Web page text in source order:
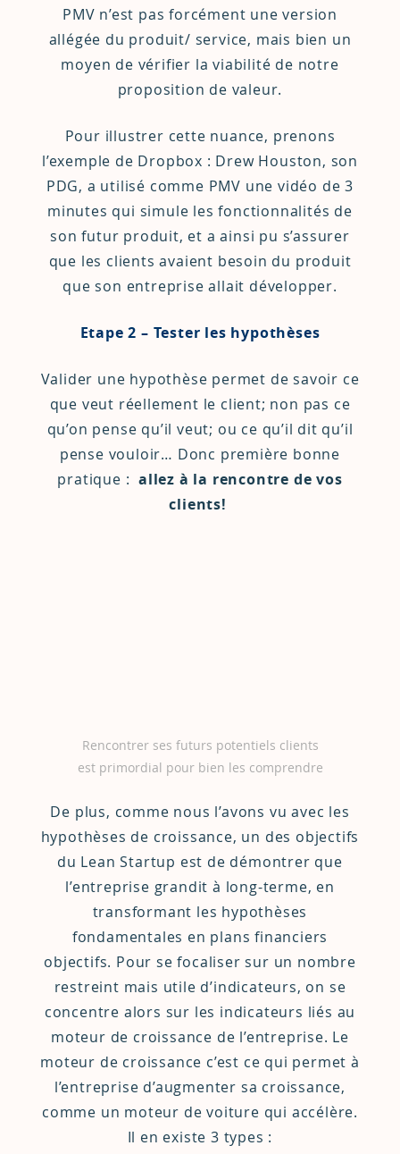
PMV n’est pas forcément une version
allégée du produit/ service, mais bien un
moyen de vérifier la viabilité de notre
proposition de valeur.
Pour illustrer cette nuance, prenons
l’exemple de Dropbox : Drew Houston, son
PDG, a utilisé comme PMV unevidéo de 3
minutes qui simule les fonctionnalités de
son futur produit, et a ainsi pu s’assurer
que les clients avaient besoin du produit
que son entreprise allait développer.
Etape 2 – Tester les hypothèses
Valider une hypothèse permet de savoir ce
que veut réellement le client; non pas ce
qu’on pense qu’il veut; ou ce qu’il dit qu’il
pense vouloir… Donc première bonne
pratique : allez à la rencontre de vos
clients!
Rencontrer ses futurs potentiels clients
est primordial pour bien les comprendre
De plus, comme nous l’avons vu avec les
hypothèses de croissance, un des objectifs
du Lean Startup est de démontrer que
l’entreprise grandit à long-terme, en
transformant les hypothèses
fondamentales en plans financiers
objectifs. Pour se focaliser sur un nombre
restreint mais utile d’indicateurs, on se
concentre alors sur les indicateurs liés au
moteur de croissance de l’entreprise. Le
moteur de croissance c’est ce qui permet à
l’entreprise d’augmenter sa croissance,
comme un moteur de voiture qui accélère.
Il en existe 3 types :